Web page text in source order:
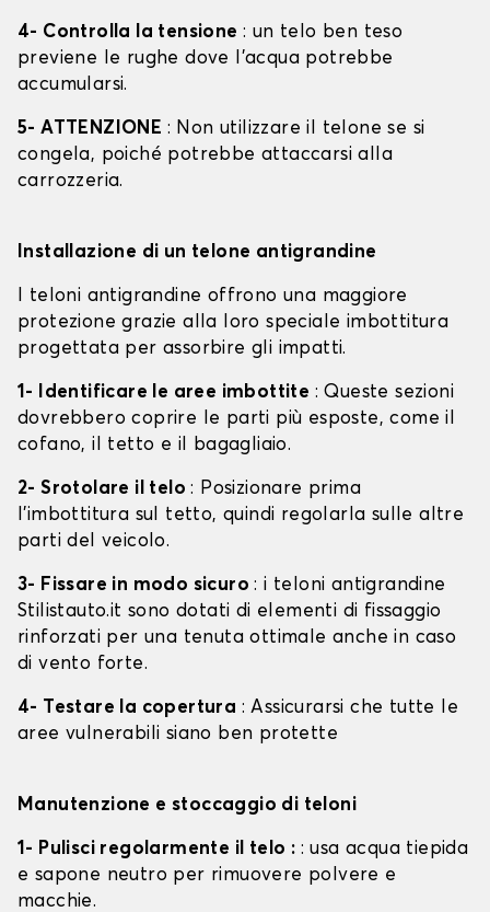
4- Controlla la tensione : un telo ben teso
previene le rughe dove l'acqua potrebbe
accumularsi.
5- ATTENZIONE : Non utilizzare il telone se si
congela, poiché potrebbe attaccarsi alla
carrozzeria.
Installazione di un telone antigrandine
I teloni antigrandine offrono una maggiore
protezione grazie alla loro speciale imbottitura
progettata per assorbire gli impatti.
1- Identificare le aree imbottite : Queste sezioni
dovrebbero coprire le parti più esposte, come il
cofano, il tetto e il bagagliaio.
2- Srotolare il telo: Posizionare prima
l'imbottitura sul tetto, quindi regolarla sulle altre
parti del veicolo.
3- Fissare in modo sicuro: i teloni antigrandine
Stilistauto.it sono dotati di elementi di fissaggio
rinforzati per una tenuta ottimale anche in caso
di vento forte.
4- Testare la copertura : Assicurarsi che tutte le
aree vulnerabili siano ben protette
Manutenzione e stoccaggio di teloni
1- Pulisci regolarmente il telo : : usa acqua tiepida
e sapone neutro per rimuovere polvere e
macchie.